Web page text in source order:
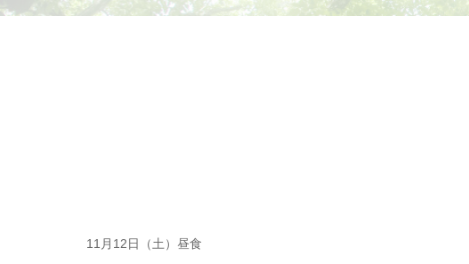
11月12日（土）昼食